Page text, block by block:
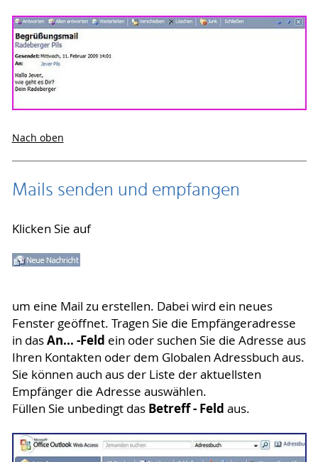
Nach oben
Mails senden und empfangen
Klicken Sie auf
um eine Mail zu erstellen. Dabei wird ein neues
Fenster geöffnet. Tragen Sie die Empfängeradresse
in dasAn... -Feld ein oder suchen Sie die Adresse aus
Ihren Kontakten oder dem Globalen Adressbuch aus.
Sie können auch aus der Liste der aktuellsten
Empfänger die Adresse auswählen.
Füllen Sie unbedingt das Betreff - Feld aus.